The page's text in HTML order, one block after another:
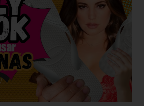
em geração pelas artesãs do sertão
deste lançamento está na
a identidade cultural brasileira em um
sem perder a essência
o formato clássico. É a
tradição nordestina e a modernidade
ro...